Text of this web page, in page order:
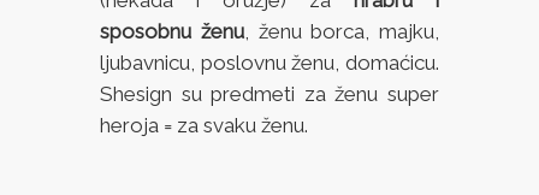
sposobnu ženu, ženu borca, majku,
ljubavnicu, poslovnu ženu, domaćicu.
Shesign su predmeti za ženu super
heroja = za svaku ženu.